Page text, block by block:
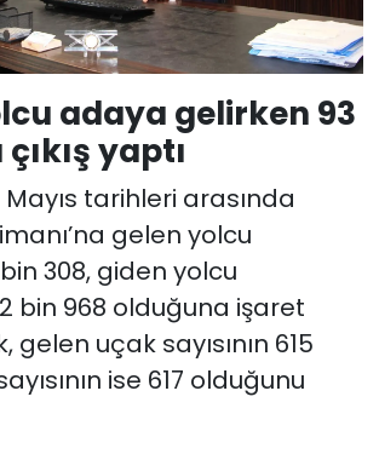
adaya gelirken 93
yaptı
Mayıs tarihleri arasında
gelen yolcu
bin 308, giden yolcu
bin 968 olduğuna işaret
gelen uçak sayısının 615
ise 617 olduğunu